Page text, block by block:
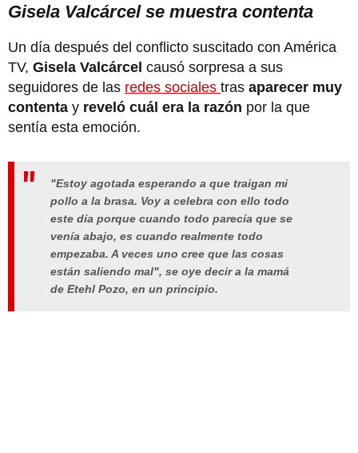
Gisela Valcárcel se muestra contenta
Un día después del conflicto suscitado con América
TV, Gisela Valcárcel causó sorpresa a sus
seguidores de las redes sociales tras aparecer muy
contenta y reveló cuál era la razón por la que
sentía esta emoción.
"Estoy agotada esperando a que traigan mi
pollo a la brasa. Voy a celebra con ello todo
este día porque cuando todo parecía que se
venía abajo, es cuando realmente todo
empezaba. A veces uno cree que las cosas
están saliendo mal", se oye decir a la mamá
de Etehl Pozo, en un principio.